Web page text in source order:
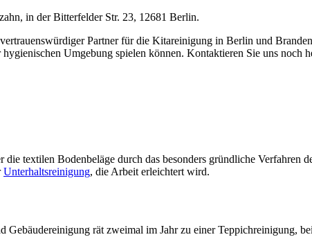
in der Bitterfelder Str. 23, 12681 Berlin.
Partner für die Kitareinigung in Berlin und
Umgebung spielen können. Kontaktieren Sie uns noch
textilen Bodenbeläge durch das besonders gründliche Verfahren
Unterhaltsreinigung, die Arbeit erleichtert wird.
Gebäudereinigung rät zweimal im Jahr zu einer Teppichreinigung,